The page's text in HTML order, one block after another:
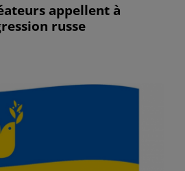
appellent à
russe